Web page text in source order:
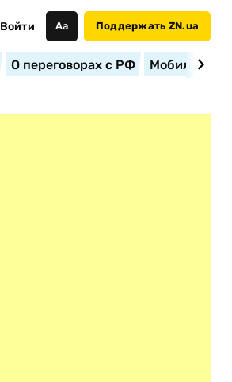
Войти Аа Поддержать ZN.ua
О переговорах с РФ